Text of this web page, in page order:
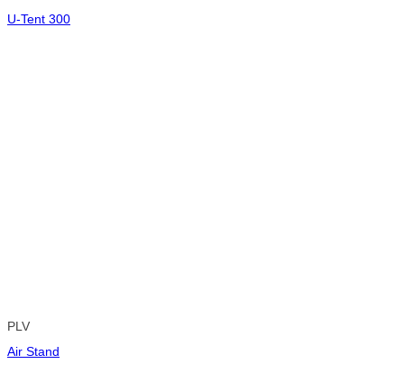
U-Tent 300
PLV
Air Stand